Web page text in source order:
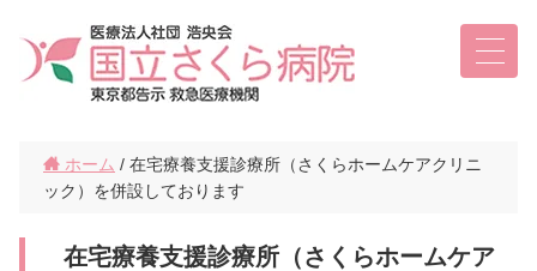
ホーム / 在宅療養支援診療所（さくらホームケアクリニ
ック）を併設しております
在宅療養支援診療所（さくらホームケア